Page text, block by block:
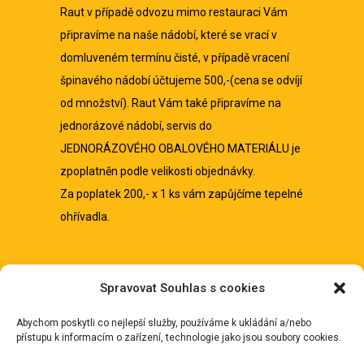
Spravovat Souhlas s cookies
Abychom poskytli co nejlepší služby, používáme k ukládání a/nebo
přístupu k informacím o zařízení, technologie jako jsou soubory cookies.
Raut v případě odvozu mimo restauraci Vám
připravíme na naše nádobí, které se vrací v
domluveném termínu čisté, v případě vracení
špinavého nádobí účtujeme 500,-(cena se odvíjí
od množství). Raut Vám také připravíme na
jednorázové nádobí, servis do
JEDNORÁZOVÉHO OBALOVÉHO MATERIÁLU je
zpoplatněn podle velikosti objednávky.
Za poplatek 200,- x 1 ks vám zapůjčíme tepelné
ohřívadla.
Pro pořádání soukromých akcí disponujeme